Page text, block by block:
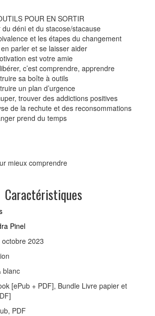
POUR EN SORTIR
déni et du stacose/stacause
et les étapes du changement
parler et se laisser aider
est votre amie
c’est comprendre, apprendre
sa boîte à outils
un plan d’urgence
trouver des addictions positives
de la rechute et des reconsommations
prend du temps
mieux comprendre
Caractéristiques
Pinel
octobre 2023
blanc
[ePub + PDF], Bundle Livre papier et
PDF